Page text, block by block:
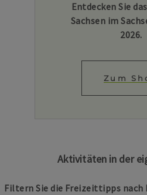
Entdecken Sie
Sachsen im
2026.
Zum
Aktivitäten in der
Filtern Sie die Freizeittipps